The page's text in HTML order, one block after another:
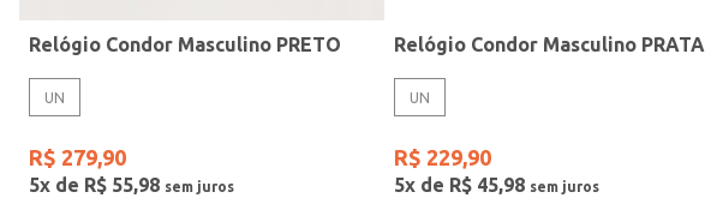
Relógio Condor Masculino PRETO
UN
R$ 279,90
5x de R$ 55,98
Relógio Condor Masculino PRATA
UN
R$ 229,90
5x de R$ 45,98